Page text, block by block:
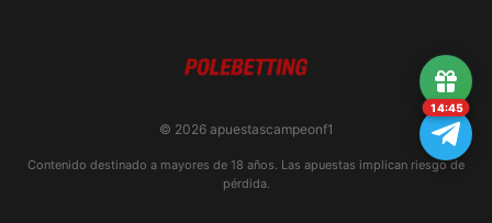
14:45
© 2026 apuestascampeonf1
Contenido destinado a mayores de 18 años. Las apuestas implican riesgo de
pérdida.